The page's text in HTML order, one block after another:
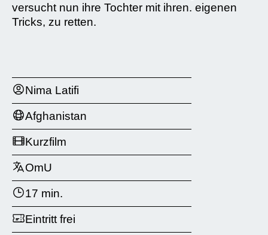
versucht nun ihre Tochter mit ihren. eigenen
Tricks, zu retten.
Nima Latifi
Afghanistan
Kurzfilm
OmU
17 min.
Eintritt frei